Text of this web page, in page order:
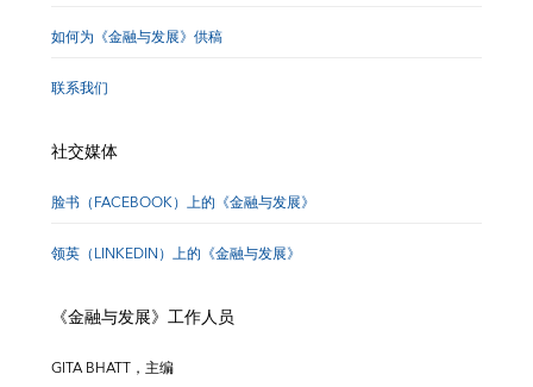
如何为《金融与发展》供稿
联系我们
社交媒体
脸书（FACEBOOK）上的《金融与发展》
领英（LINKEDIN）上的《金融与发展》
《金融与发展》工作人员
GITA BHATT，主编